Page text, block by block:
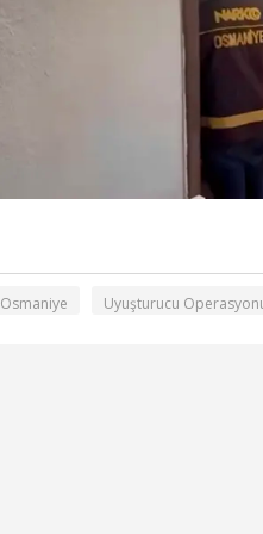
Osmaniye Uyuşturucu